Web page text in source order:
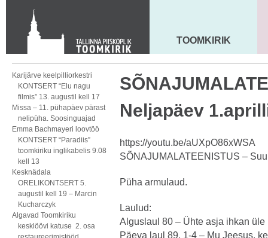
KONTAKT
Toom-Kooli 6, 10130 TALLINN
tallinna.toom@eelk.ee
MAARJA KIRIK
TOOMKIRIK
Karijärve keelpilliorkestri
KONTSERT “Elu nagu
filmis” 13. augustil kell 17
Missa – 11. pühapäev pärast
nelipüha. Soosinguajad
Emma Bachmayeri loovtöö
KONTSERT “Paradiis”
toomkiriku inglikabelis 9.08
kell 13
Kesknädala
ORELIKONTSERT 5.
augustil kell 19 – Marcin
Kucharczyk
Algavad Toomkiriku
kesklöövi katuse 2. osa
Neljapäev
https://youtu.be/aUXpO86xWSA
SÕNAJUMALATEENISTUS –
Püha armulaud.
Laulud:
Alguslaul 80 – Ühte asja ihkan üle
Päeva laul 89, 1-4 – Mu Jeesus,